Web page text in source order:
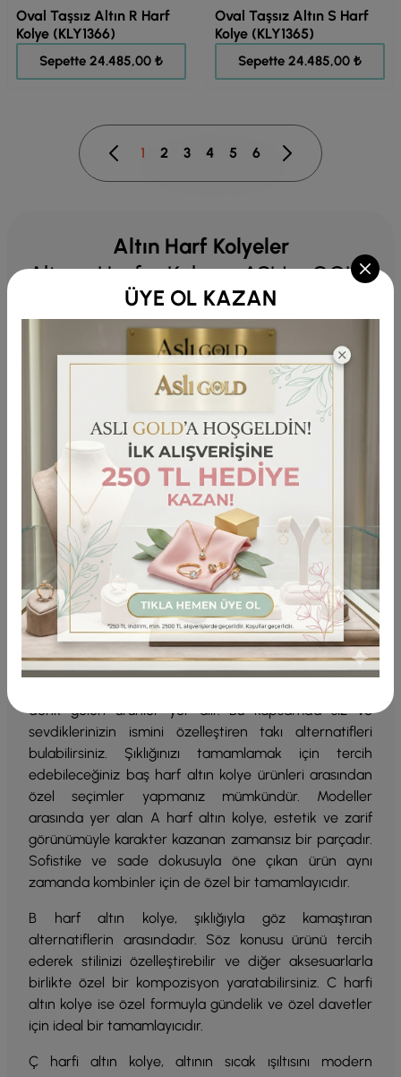
ÜYE OL KAZAN
Oval Taşsız Altın R Harf
Kolye (KLY1366)
Sepette 24.485,00 ₺
Oval Taşsız Altın S Harf
Kolye (KLY1365)
Sepette 24.485,00 ₺
1 2 3 4 5 6
Altın Harf Kolyeler
Altın Harf Kolye ASLI GOLD
Koleksiyonu
Altın harf kolye,ASLI GOLDkoleksiyonunun bir parçası
olarak minimalist ve özelleştirilmiş tasarımlarıyla her
tarzı özgün kılan anlamlı bir detay sunar.
koleksiyonu, kişinin baş harfini taşıyan
modern ve özgün tasarımıyla her isme özel bir
seçenek sunar. Kişisel bir imza niteliğinde olan ürünler,
14 ayar altının ışıltısıyla değerli ve lüks bir alternatif
oluşturur. Ayrıca ikili, beyaz, 3 boyutlu ve taşlı gibi özel
tasarımlı kolyeler her zevke hitap eden seçeneklerle
takı koleksiyonlarına çeşitlilik katar.
Altın Harf Kolye Çeşitleri
Altın harf kolye çeşitleri A'dan Z’ye tüm harfleri
kapsayan benzersiz tasarımlarıyla öne çıkarken şıklığı
ve zarafeti harmanlayan takı seçenekleri de sunar.
denk gelen ürünler yer alır. Bu kapsamda siz ve
sevdiklerinizin ismini özelleştiren takı alternatifleri
bulabilirsiniz. Şıklığınızı tamamlamak için tercih
edebileceğiniz baş harf altın kolye ürünleri arasından
özel seçimler yapmanız mümkündür. Modeller
arasında yer alan A harf altın kolye, estetik ve zarif
görünümüyle karakter kazanan zamansız bir parçadır.
Sofistike ve sade dokusuyla öne çıkan ürün aynı
zamanda kombinler için de özel bir tamamlayıcıdır.
B harf altın kolye, şıklığıyla göz kamaştıran
alternatiflerin arasındadır. Söz konusu ürünü tercih
ederek stilinizi özelleştirebilir ve diğer aksesuarlarla
birlikte özel bir kompozisyon yaratabilirsiniz. C harfi
altın kolye ise özel formuyla gündelik ve özel davetler
için ideal bir tamamlayıcıdır.
Ç harfi altın kolye, altının sıcak ışıltısını modern